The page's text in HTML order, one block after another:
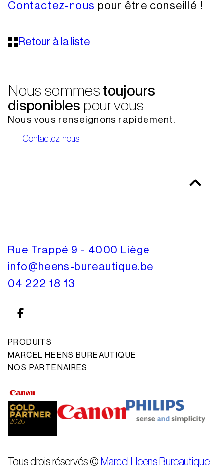
Contactez-nous pour être conseillé !
Retour à la liste
Nous sommes toujours
disponiblespour vous
Nous vous renseignons rapidement.
Contactez-nous
Rue Trappé 9 - 4000 Liège
info@heens-bureautique.be
04 222 18 13
PRODUITS
Imprimantes & copieurs
Imprimantes & copieurs Premium et
Occasions
Traceurs de plans
Scanners
Dictée numérique
MARCEL HEENS BUREAUTIQUE
Service technique
Équipe
Contact
NOS PARTENAIRES
Tous drois réservés © Marcel Heens Bureautique